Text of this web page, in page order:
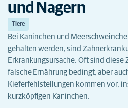
und Nagern
Tiere
Bei Kaninchen und
gehalten werden, sind
Erkrankungsursache. Oft sind
falsche Ernährung bedingt, aber
Kieferfehlstellungen kommen vor,
kurzköpfigen Kaninchen.